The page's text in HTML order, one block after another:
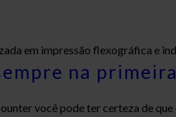
em impressão flexográfica e
na
você pode ter certeza de